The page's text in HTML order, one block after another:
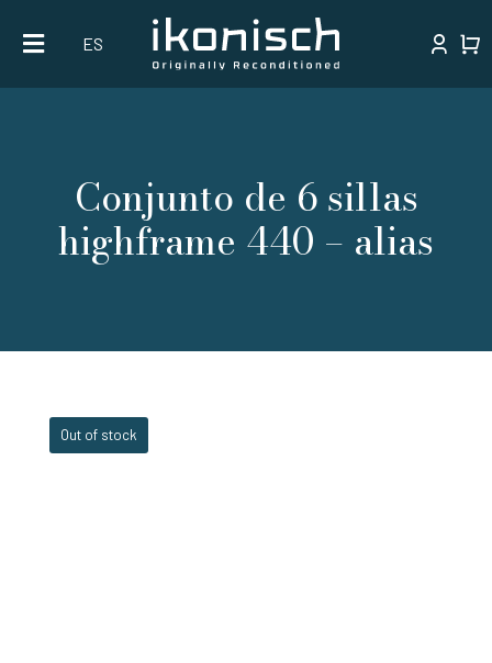
content
ES
Conjunto de 6 sillas
highframe 440 – alias
Out of stock